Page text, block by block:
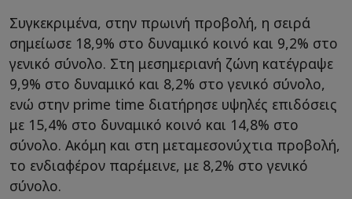
Συγκεκριμένα, στην πρωινή προβολή, η σειρά
σημείωσε 18,9% στο δυναμικό κοινό και 9,2% στο
γενικό σύνολο. Στη μεσημεριανή ζώνη κατέγραψε
9,9% στο δυναμικό και 8,2% στο γενικό σύνολο,
ενώ στην prime time διατήρησε υψηλές επιδόσεις
με 15,4% στο δυναμικό κοινό και 14,8% στο
σύνολο. Ακόμη και στη μεταμεσονύχτια προβολή,
το ενδιαφέρον παρέμεινε, με 8,2% στο γενικό
σύνολο.